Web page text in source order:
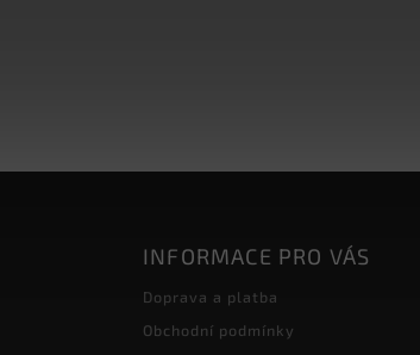
INFORMACE PRO VÁS
Doprava a platba
Obchodní podmínky